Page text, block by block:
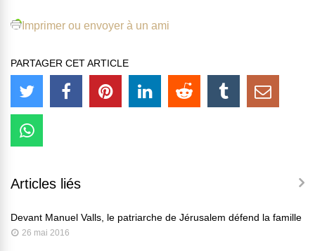
Imprimer ou envoyer à un ami
PARTAGER CET ARTICLE
Articles liés
Devant Manuel Valls, le patriarche de Jérusalem défend la famille
26 mai 2016